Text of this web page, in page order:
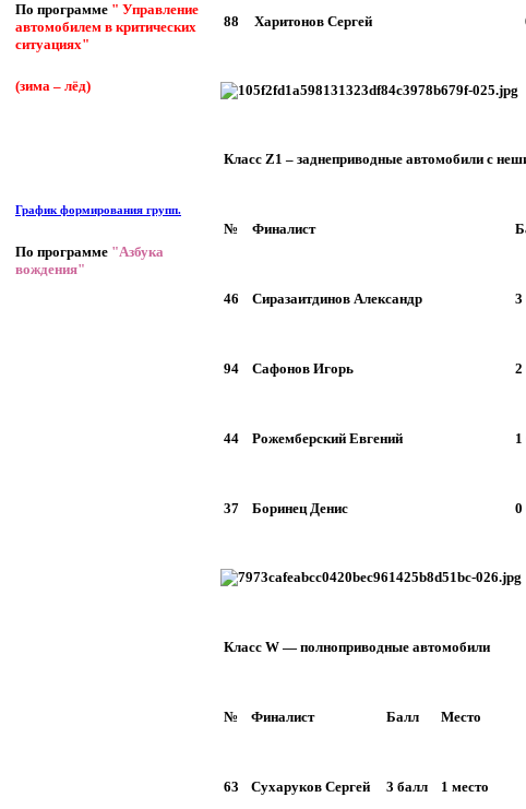
По программе " Управление
автомобилем в критических
ситуациях"
(зима – лёд)
График формирования групп.
По программе "Азбука
вождения"
88 Харитонов Сергей
Класс Z1 – заднеприводные автомобили с
№ Финалист
46 Сиразаитдинов Александр 3
94 Сафонов Игорь 2
44 Рожемберский Евгений 1
37 Боринец Денис 0
Класс W — полноприводные автомобили
№ Финалист Балл Место
63 Сухаруков Сергей 3 балл 1 место